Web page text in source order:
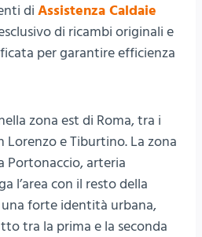
di Assistenza Caldaie
di ricambi originali e
per garantire efficienza
zona est di Roma, tra i
Lorenzo e Tiburtino. La zona
Portonaccio, arteria
l’area con il resto della
forte identità urbana,
tra la prima e la seconda